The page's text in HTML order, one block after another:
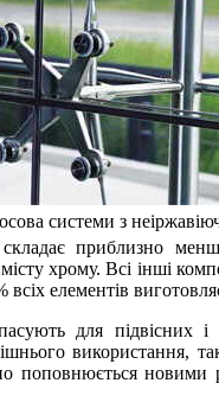
системи з
приблизно
хрому. Всі інші
елементів
для підвісних
використання,
поповнюється новими